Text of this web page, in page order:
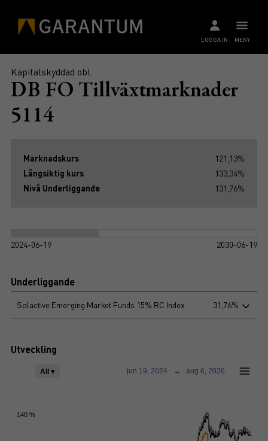
MENY
LOGGA IN
Kapitalskyddad obl.
DB FO Tillväxtmarknader
5114
Marknadskurs
121,13%
Långsiktig kurs
133,34%
Nivå Underliggande
131,76%
2024-06-19 2030-06-19
Underliggande
Solactive Emerging Market Funds 15% RC Index 31,76%
Utveckling
All ▾ jun 19, 2024 → aug 6, 2026
140 %